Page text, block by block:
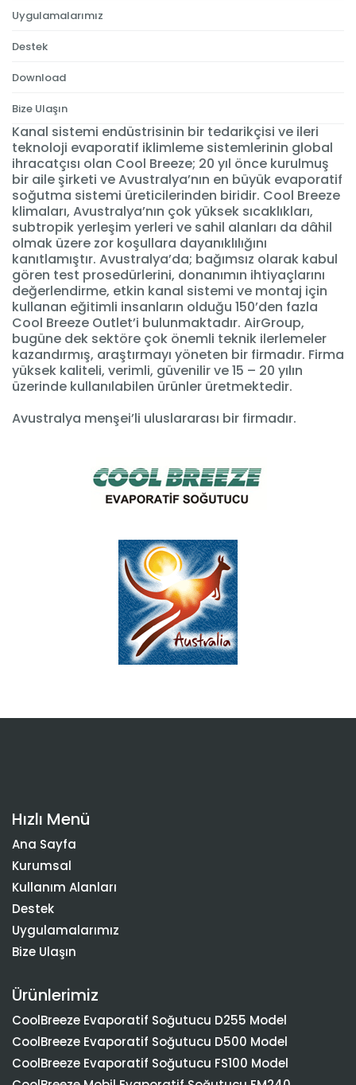
Kanal sistemi endüstrisinin bir tedarikçisi ve ileri
teknoloji evaporatif iklimleme sistemlerinin global
ihracatçısı olan Cool Breeze; 20 yıl önce kurulmuş
bir aile şirketi ve Avustralya’nın en büyük evaporatif
soğutma sistemi üreticilerinden biridir. Cool Breeze
klimaları, Avustralya’nın çok yüksek sıcaklıkları,
subtropik yerleşim yerleri ve sahil alanları da dâhil
olmak üzere zor koşullara dayanıklılığını
kanıtlamıştır. Avustralya’da; bağımsız olarak kabul
gören test prosedürlerini, donanımın ihtiyaçlarını
değerlendirme, etkin kanal sistemi ve montaj için
kullanan eğitimli insanların olduğu 150’den fazla
Cool Breeze Outlet’i bulunmaktadır. AirGroup,
bugüne dek sektöre çok önemli teknik ilerlemeler
kazandırmış, araştırmayı yöneten bir firmadır. Firma
yüksek kaliteli, verimli, güvenilir ve 15 – 20 yılın
üzerinde kullanılabilen ürünler üretmektedir.
Avustralya menşei’li uluslararası bir firmadır.
Uygulamalarımız
Destek
Download
Bize Ulaşın
Hızlı Menü
Ana Sayfa
Kurumsal
Kullanım Alanları
Destek
Uygulamalarımız
Bize Ulaşın
Ürünlerimiz
CoolBreeze Evaporatif Soğutucu D255 Model
CoolBreeze Evaporatif Soğutucu D500 Model
CoolBreeze Evaporatif Soğutucu FS100 Model